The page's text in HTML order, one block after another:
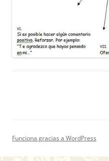
Funciona gracias a WordPress